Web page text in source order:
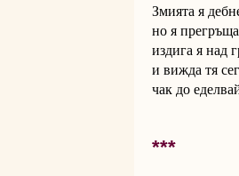
Змията я
но я
издига я над
и вижда тя
чак до
***